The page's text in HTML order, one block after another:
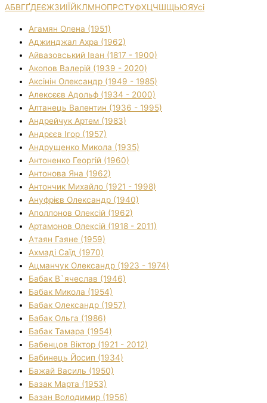
АБВГҐДЕЄЖЗИІЇЙКЛМНОПРСТУФХЦЧШЩЬЮЯУсі
Агамян Олена (1951)
Аджинджал Ахра (1962)
Айвазовський Іван (1817 - 1900)
Акопов Валерій (1939 - 2020)
Аксінін Олександр (1949 - 1985)
Алексєєв Адольф (1934 - 2000)
Алтанець Валентин (1936 - 1995)
Андрейчук Артем (1983)
Андрєєв Ігор (1957)
Андрущенко Микола (1935)
Антоненко Георгій (1960)
Антонова Яна (1962)
Антончик Михайло (1921 - 1998)
Ануфрієв Олександр (1940)
Аполлонов Олексій (1962)
Артамонов Олексій (1918 - 2011)
Атаян Гаяне (1959)
Ахмаді Саїд (1970)
Ацманчук Олександр (1923 - 1974)
Бабак В`ячеслав (1946)
Бабак Микола (1954)
Бабак Олександр (1957)
Бабак Ольга (1986)
Бабак Тамара (1954)
Бабенцов Віктор (1921 - 2012)
Бабинець Йосип (1934)
Бажай Василь (1950)
Базак Марта (1953)
Базан Володимир (1956)